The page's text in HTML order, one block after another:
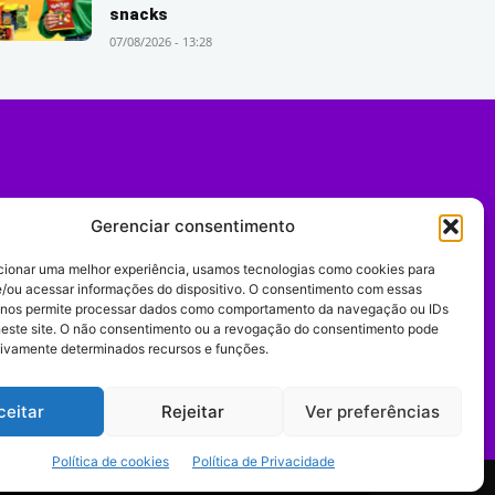
Gerenciar consentimento
uma melhor experiência, usamos tecnologias como cookies para
ou acessar informações do dispositivo. O consentimento com essas
permite processar dados como comportamento da navegação ou IDs
site. O não consentimento ou a revogação do consentimento pode
determinados recursos e funções.
Rejeitar Ver preferências
Política de cookies Política de Privacidade
snacks
07/08/2026 - 13:28
digital.